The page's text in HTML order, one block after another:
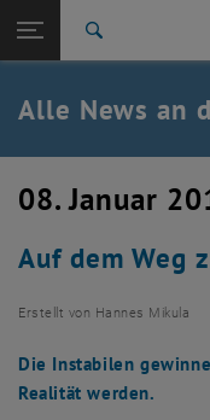
TU Login
Quicklinks
Quicklinks-Menü
Studium
Karriere
Zurück: Subseiten von
Zurück zur letzten
TU Wien
Übersicht
Alle News an
08. Januar
Auf dem Weg
Erstellt von Hannes Mikula
Die Instabilen
Realität werden.